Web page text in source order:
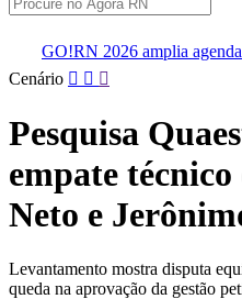
agenda de inovação com
Pular
conteúdo
Cenário
Pesquisa
empate
Neto e
Levantamento mostra disputa
queda na aprovação da gestão